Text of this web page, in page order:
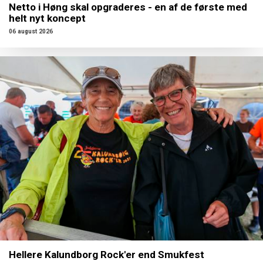
Netto i Høng skal opgraderes - en af de første med
helt nyt koncept
06 august 2026
Hellere Kalundborg Rock'er end Smukfest